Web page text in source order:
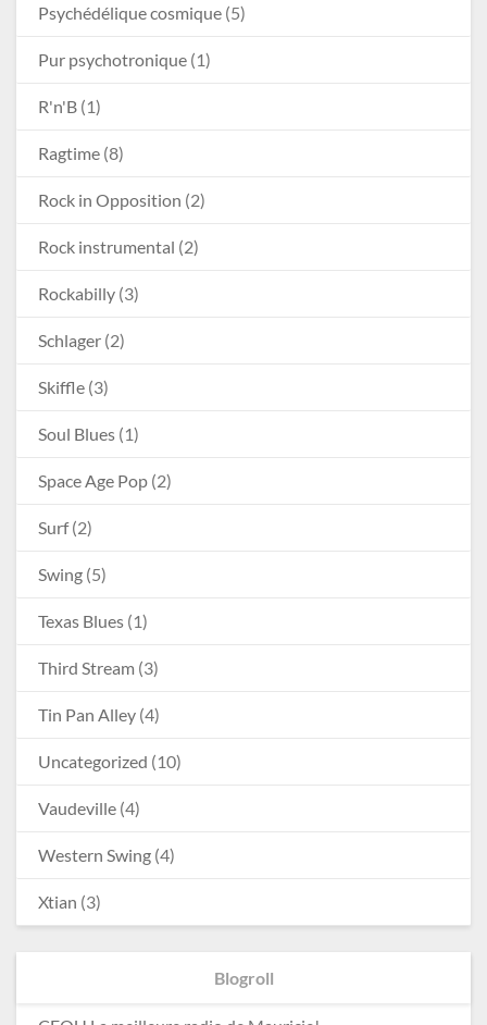
Psychédélique cosmique (5)
Pur psychotronique (1)
R'n'B (1)
Ragtime (8)
Rock in Opposition (2)
Rock instrumental (2)
Rockabilly (3)
Schlager (2)
Skiffle (3)
Soul Blues (1)
Space Age Pop (2)
Surf(2)
Swing (5)
Texas Blues (1)
Third Stream (3)
Tin Pan Alley (4)
Uncategorized (10)
Vaudeville (4)
Western Swing (4)
Xtian (3)
Blogroll